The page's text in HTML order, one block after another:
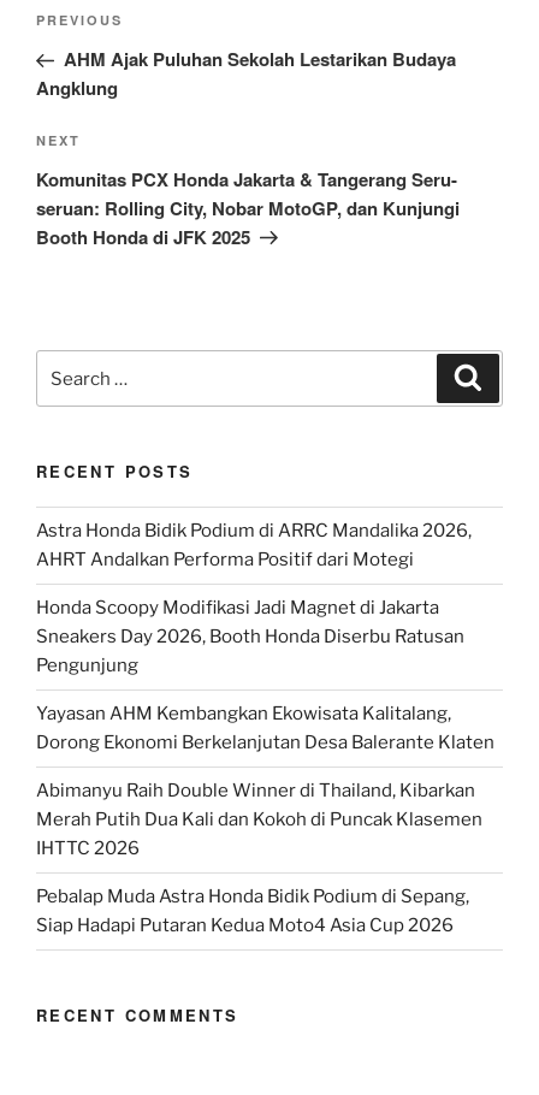
Previous
Post
PREVIOUS
AHM Ajak Puluhan Sekolah Lestarikan Budaya
Angklung
Next
Post
NEXT
Komunitas PCX Honda Jakarta & Tangerang Seru-
seruan: Rolling City, Nobar MotoGP, dan Kunjungi
Booth Honda di JFK 2025
for:
RECENT POSTS
Astra Honda Bidik Podium di ARRC Mandalika 2026,
AHRT Andalkan Performa Positif dari Motegi
Honda Scoopy Modifikasi Jadi Magnet di Jakarta
Sneakers Day 2026, Booth Honda Diserbu Ratusan
Pengunjung
Yayasan AHM Kembangkan Ekowisata Kalitalang,
Dorong Ekonomi Berkelanjutan Desa Balerante Klaten
Abimanyu Raih Double Winner di Thailand, Kibarkan
Merah Putih Dua Kali dan Kokoh di Puncak Klasemen
IHTTC 2026
Pebalap Muda Astra Honda Bidik Podium di Sepang,
Siap Hadapi Putaran Kedua Moto4 Asia Cup 2026
RECENT COMMENTS